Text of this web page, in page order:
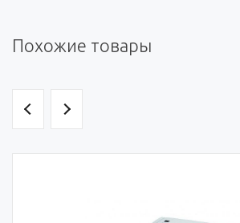
Похожие товары